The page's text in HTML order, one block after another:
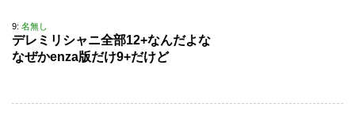
9: 名無し
デレミリシャニ全部12+なんだよな
なぜかenza版だけ9+だけど